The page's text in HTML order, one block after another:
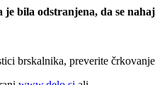
bila odstranjena, da se
brskalnika, preverite